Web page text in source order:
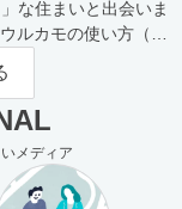
」な住まいと出会いま
ルカモの使い方（買
メディア